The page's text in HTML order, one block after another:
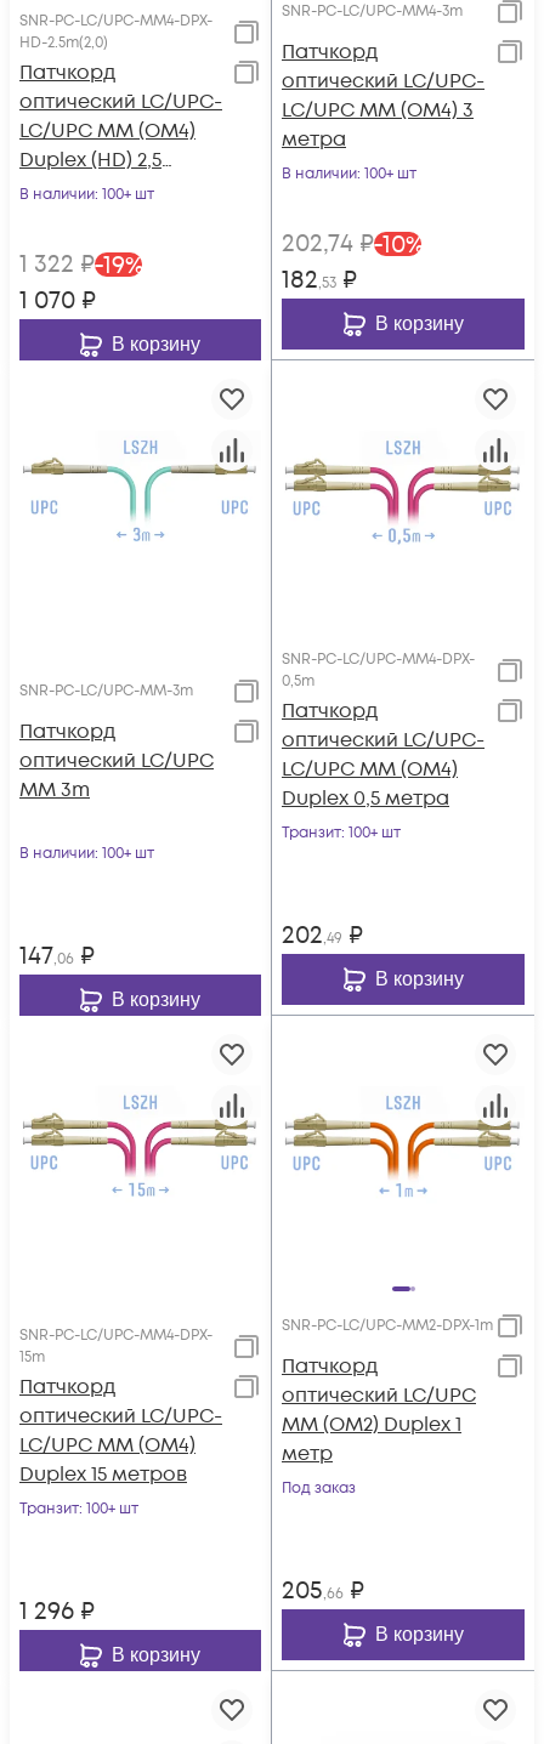
SNR-PC-LC/UPC-MM4-DPX-
HD-2.5m(2,0)
Патчкорд
оптический LC/UPC-
LC/UPC MM (OM4)
Duplex (HD) 2,5
метрa, 2мм
В наличии: 100+ шт
1 322 ₽-19%
1 070 ₽
В корзину
SNR-PC-LC/UPC-MM4-3m
Патчкорд
оптический LC/UPC-
LC/UPC MM (OM4) 3
метра
В наличии: 100+ шт
202,74 ₽-10%
182,53 ₽
В корзину
SNR-PC-LC/UPC-MM-3m
Патчкорд
оптический LC/UPC
MM 3m
В наличии: 100+ шт
147,06 ₽
В корзину
SNR-PC-LC/UPC-MM4-DPX-
0,5m
Патчкорд
оптический LC/UPC-
LC/UPC MM (OM4)
Duplex 0,5 метра
Транзит: 100+ шт
202,49 ₽
В корзину
SNR-PC-LC/UPC-MM4-DPX-
15m
Патчкорд
оптический LC/UPC-
LC/UPC MM (OM4)
Duplex 15 метров
Транзит: 100+ шт
1 296 ₽
В корзину
SNR-PC-LC/UPC-MM2-DPX-1m
Патчкорд
оптический LC/UPC
MM (OM2) Duplex 1
метр
Под заказ
205,66 ₽
В корзину